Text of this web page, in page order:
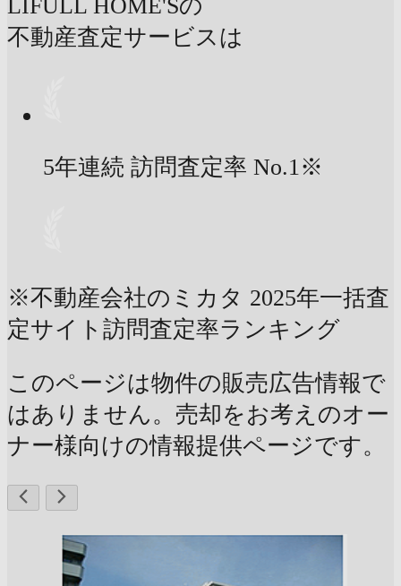
LIFULL HOME'Sの
不動産査定サービスは
5年連続 訪問査定率 No.1※
※不動産会社のミカタ 2025年一括査
定サイト訪問査定率ランキング
このページは物件の販売広告情報で
はありません。売却をお考えのオー
ナー様向けの情報提供ページです。